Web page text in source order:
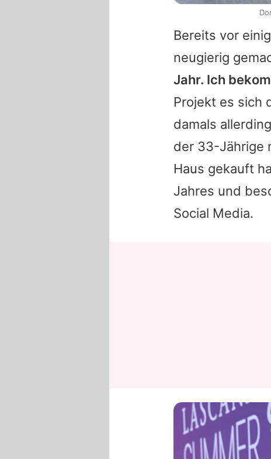
Bereits vor
neugierig
Jahr. Ich
Projekt es sich
damals
der 33-Jährige
Haus gekauft
Jahres und
Social Media.